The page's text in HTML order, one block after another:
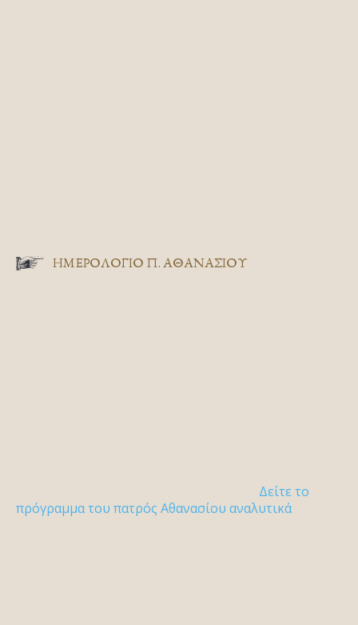
ΗΜΕΡΟΛΟΓΙΟ Π. ΑΘΑΝΑΣΙΟΥ
Δείτε το
πρόγραμμα του πατρός Αθανασίου αναλυτικά